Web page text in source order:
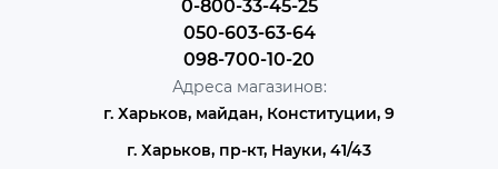
0-800-33-45-25
050-603-63-64
098-700-10-20
Адреса магазинов:
г. Харьков, майдан, Конституции, 9
г. Харьков, пр-кт, Науки, 41/43